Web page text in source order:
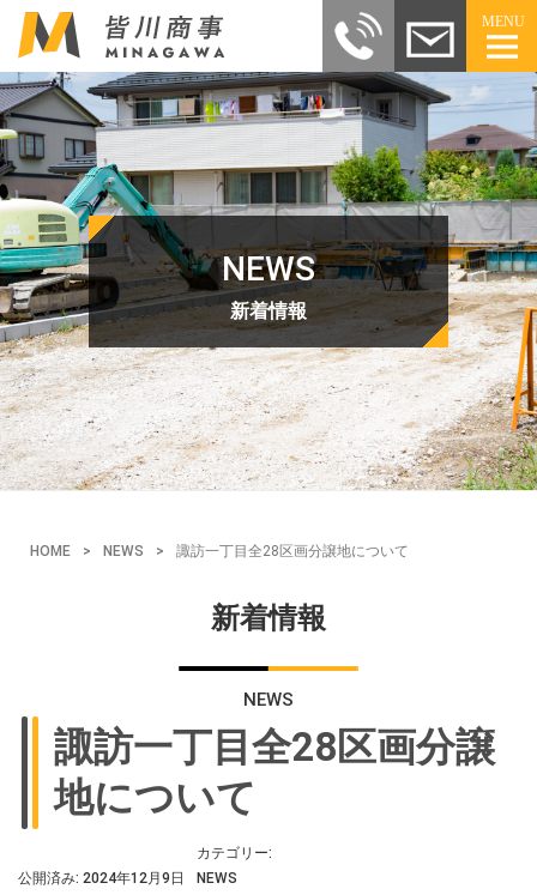
MENU
NEWS
新着情報
HOME > NEWS > 諏訪一丁目全28区画分譲地について
新着情報
NEWS
諏訪一丁目全28区画分譲
地について
公開済み: 2024年12月9日
カテゴリー:
NEWS